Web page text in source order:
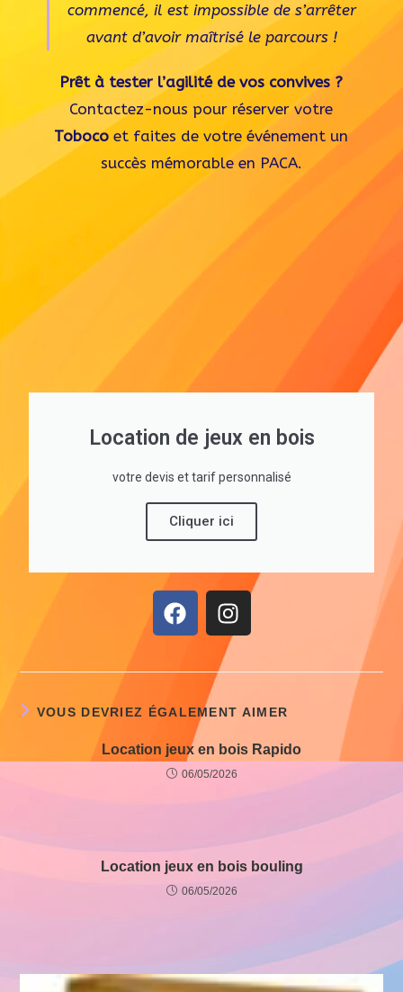
commencé, il est impossible de s’arrêter
avant d’avoir maîtrisé le parcours !
Prêt à tester l’agilité de vos convives ?
Contactez-nous pour réserver votre
Toboco et faites de votre événement un
succès mémorable en PACA.
Location de jeux en bois
votre devis et tarif personnalisé
Cliquer ici
VOUS DEVRIEZ ÉGALEMENT AIMER
Location jeux en bois Rapido
06/05/2026
Location jeux en bois bouling
06/05/2026